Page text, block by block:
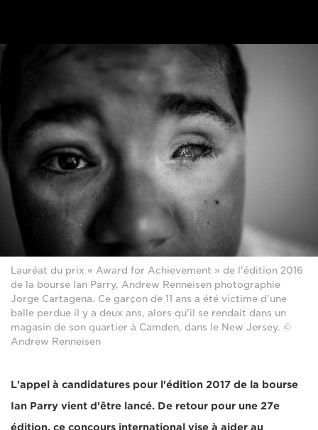
Lauréat du prix « Award for Achievement » de l'édition 2016
de la bourse Ian Parry, Andrew Renneisen photographie
Jorge Cartagena. Ce garçon de 11 ans a été victime d'une
balle perdue il y a deux ans, alors qu'il se rendait dans un
magasin de son quartier à Camden, dans le New Jersey. ©
Andrew Renneisen
L'appel à candidatures pour l'édition 2017 de la bourse
Ian Parry vient d'être lancé. De retour pour une 27e
édition, ce concours international vise à aider au